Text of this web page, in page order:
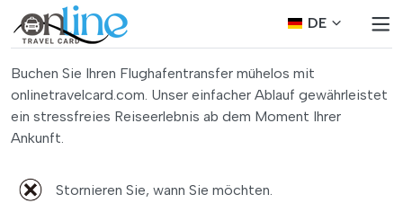
DE
Buchen Sie Ihren Flughafentransfer mühelos mit
onlinetravelcard.com. Unser einfacher Ablauf gewährleistet
ein stressfreies Reiseerlebnis ab dem Moment Ihrer
Ankunft.
Stornieren Sie, wann Sie möchten.